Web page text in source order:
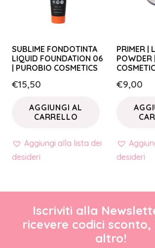
SUBLIME FONDOTINTA
LIQUID FOUNDATION 06
| PUROBIO COSMETICS
€15,50
AGGIUNGI AL
CARRELLO
Aggiungi alla lista dei
desideri
PRIMER |
POWDER
€9,00
desideri
Iscriviti alla
ricevere codici
altro!